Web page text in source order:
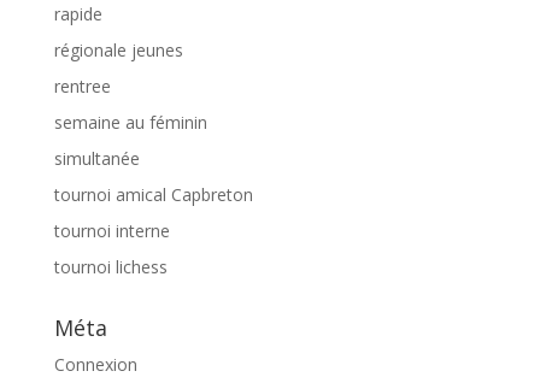
rapide
régionale jeunes
rentree
semaine au féminin
simultanée
tournoi amical Capbreton
tournoi interne
tournoi lichess
Méta
Connexion